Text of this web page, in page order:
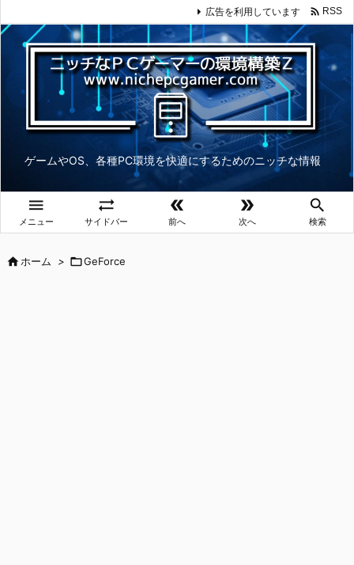
ゲームやOS、各種PC環境を快適にするためのニッチな情報

メニュー

サイドバー

前へ

次へ

検索
広告を利用しています  RSS
ホーム > GeForce